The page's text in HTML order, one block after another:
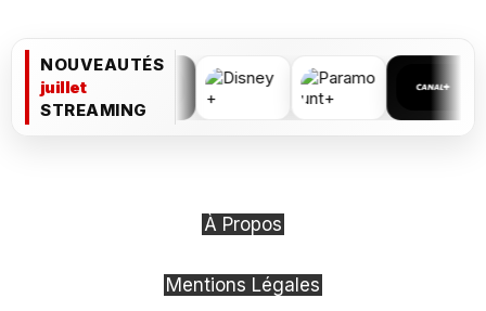
NOUVEAUTÉS
juillet
STREAMING
À Propos
Mentions Légales